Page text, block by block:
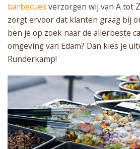
barbecues verzorgen wij van A tot
zorgt ervoor dat klanten graag bij
ben je op zoek naar de allerbeste
omgeving van Edam? Dan kies je
Runderkamp!